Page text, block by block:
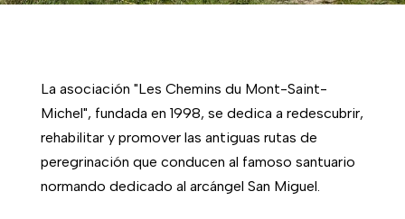
La asociación "Les Chemins du Mont-Saint-
Michel", fundada en 1998, se dedica a redescubrir,
rehabilitar y promover las antiguas rutas de
peregrinación que conducen al famoso santuario
normando dedicado al arcángel San Miguel.